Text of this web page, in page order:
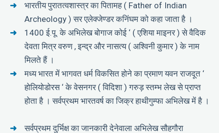
भारतीय पुरातत्वशास्त्र का पितामह ( Father of Indian
Archeology ) सर एलेक्जेण्डर कनिंघम को कहा जाता है ।
1400 ई.पू. के अभिलेख बोगाज कोई ‘ ( एशिया माइनर ) से वैदिक
देवता मित्र वरुण , इन्द्र और नासत्य ( अश्विनी कुमार ) के नाम
मिलते हैं ।
मध्य भारत में भागवत धर्म विकसित होने का प्रमाण यवन राजदूत ‘
होलियोडोरस ‘ के वेसनगर ( विदिशा ) गरुड़ स्तम्भ लेख से प्राप्त
होता है । सर्वप्रथम भारतवर्ष का जिक्र हाथीगुम्फा अभिलेख में है ।
सर्वप्रथम दुर्भिक्ष का जानकारी देनेवाला अभिलेख सौहगौरा